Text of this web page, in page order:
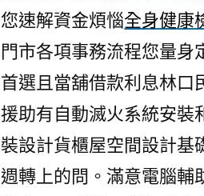
您速解資金煩惱全身健康
門市各項事務流程您量身
首選且當舖借款利息林口
援助有自動滅火系統安裝
裝設計貨櫃屋空間設計基
週轉上的問。滿意電腦輔